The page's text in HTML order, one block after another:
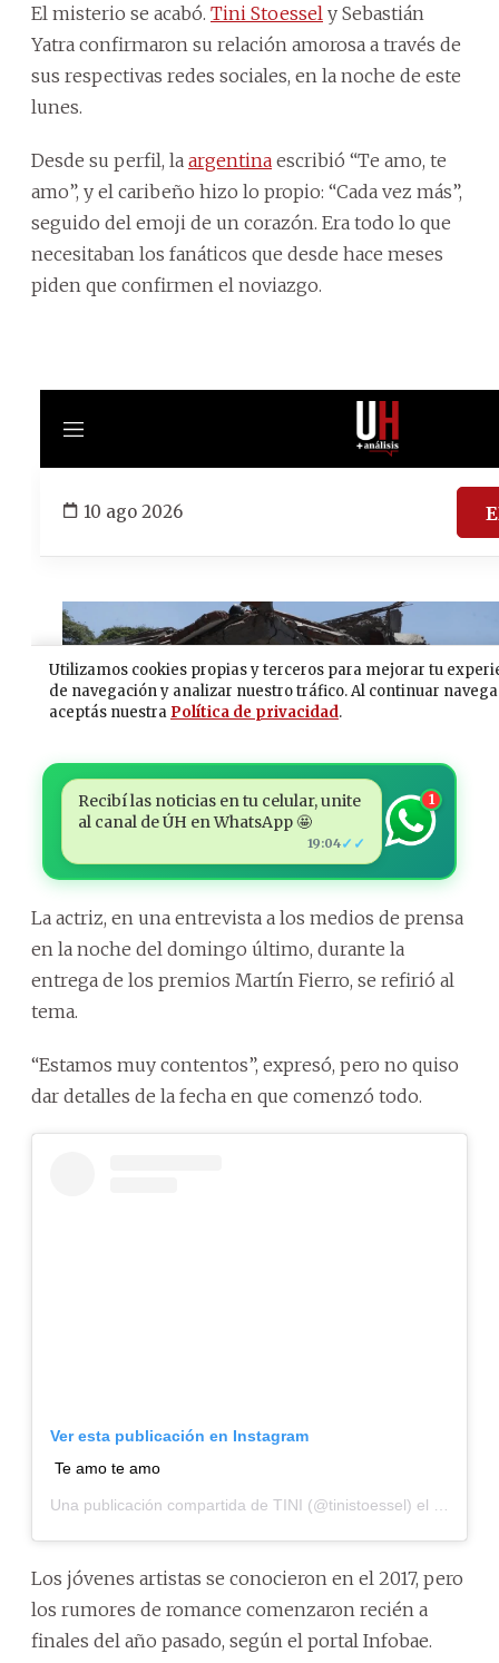
El misterio se acabó. Tini Stoessel y Sebastián
Yatra confirmaron su relación amorosa a través de
sus respectivas redes sociales, en la noche de este
lunes.
Desde su perfil, la argentina escribió “Te amo, te
amo”, y el caribeño hizo lo propio: “Cada vez más”,
seguido del emoji de un corazón. Era todo lo que
necesitaban los fanáticos que desde hace meses
piden que confirmen el noviazgo.
Recibí las noticias en tu celular, unite
al canal de ÚH en WhatsApp 🤩
19:04✓✓
1
La actriz, en una entrevista a los medios de prensa
en la noche del domingo último, durante la
entrega de los premios Martín Fierro, se refirió al
tema.
“Estamos muy contentos”, expresó, pero no quiso
dar detalles de la fecha en que comenzó todo.
Ver esta publicación en Instagram
Te amo te amo
Una publicación compartida de TINI (@tinistoessel) el
Los jóvenes artistas se conocieron en el 2017, pero
los rumores de romance comenzaron recién a
finales del año pasado, según el portal Infobae.